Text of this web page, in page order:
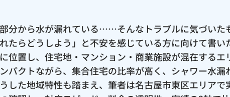
分から水が漏れている……そんなトラブルに気づいた
たらどうしよう」と不安を感じている方に向けて書い
位置し、住宅地・マンション・商業施設が混在するエ
パクトながら、集合住宅の比率が高く、シャワー水
した地域特性も踏まえ、筆者は名古屋市東区エリアで